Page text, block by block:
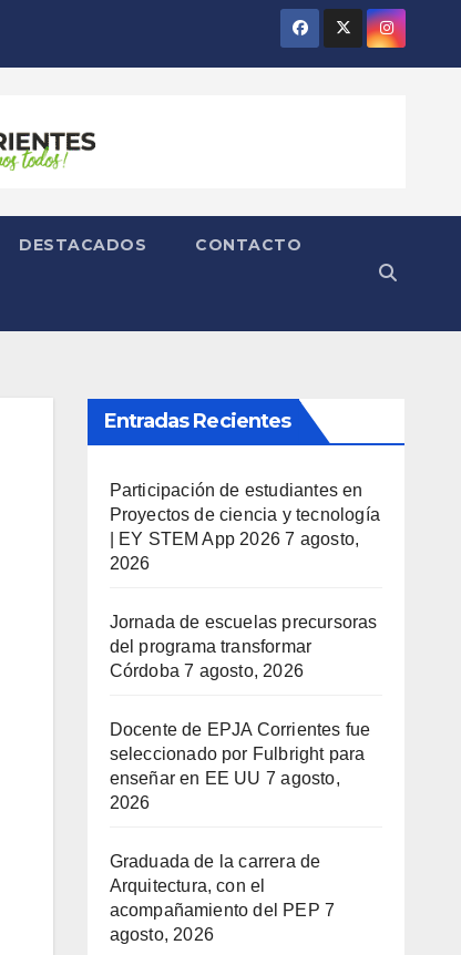
DESTACADOS CONTACTO
Entradas Recientes
Participación de estudiantes en
Proyectos de ciencia y tecnología
| EY STEM App 2026 7 agosto,
2026
Jornada de escuelas precursoras
del programa transformar
Córdoba 7 agosto, 2026
Docente de EPJA Corrientes fue
seleccionado por Fulbright para
enseñar en EE UU 7 agosto,
2026
Graduada de la carrera de
Arquitectura, con el
acompañamiento del PEP 7
agosto, 2026